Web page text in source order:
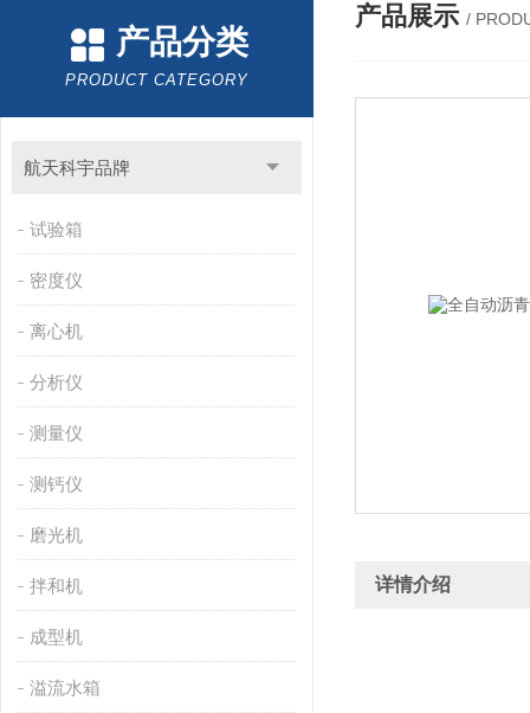
产品分类
PRODUCT CATEGORY
航天科宇品牌
试验箱
密度仪
离心机
分析仪
测量仪
测钙仪
磨光机
拌和机
成型机
溢流水箱
产品展示 /
详情介绍